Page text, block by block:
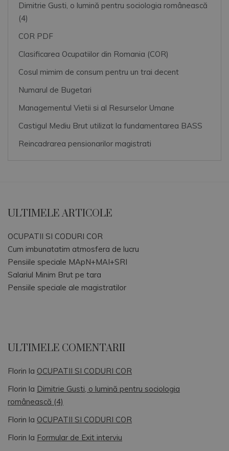
Dimitrie Gusti, o lumină pentru sociologia românească
(4)
COR PDF
Clasificarea Ocupatiilor din Romania (COR)
Cosul mimim de consum pentru un trai decent
Numarul de Bugetari
Managementul Vietii si al Resurselor Umane
Castigul Mediu Brut utilizat la fundamentarea BASS
Reincadrarea pensionarilor magistrati
ULTIMELE ARTICOLE
OCUPATII SI CODURI COR
Cum imbunatatim atmosfera de lucru
Pensiile speciale MApN+MAI+SRI
Salariul Minim Brut pe tara
Pensiile speciale ale magistratilor
ULTIMELE COMENTARII
Florin la OCUPATII SI CODURI COR
Florin la Dimitrie Gusti, o lumină pentru sociologia
românească (4)
Florin la OCUPATII SI CODURI COR
Florin la Formular de Exit interviu